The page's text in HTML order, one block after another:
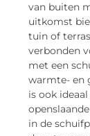
van buiten
uitkomst
tuin of
verbonden
met een
warmte- en
is ook
in de